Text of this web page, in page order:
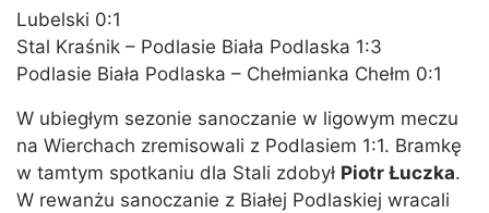
Lubelski 0:1
Stal Kraśnik – Podlasie Biała Podlaska 1:3
Podlasie Biała Podlaska – Chełmianka Chełm 0:1
W ubiegłym sezonie sanoczanie w ligowym meczu
na Wierchach zremisowali z Podlasiem 1:1. Bramkę
w tamtym spotkaniu dla Stali zdobył Piotr Łuczka.
W rewanżu sanoczanie z Białej Podlaskiej wracali